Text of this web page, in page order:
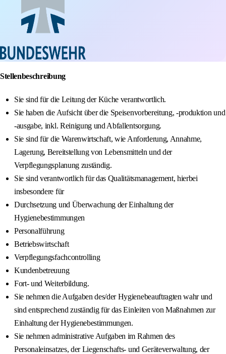
Stellenbeschreibung
Sie sind für die Leitung der Küche verantwortlich.
Sie haben die Aufsicht über die Speisenvorbereitung, -produktion und
-ausgabe, inkl. Reinigung und Abfallentsorgung.
Sie sind für die Warenwirtschaft, wie Anforderung, Annahme,
Lagerung, Bereitstellung von Lebensmitteln und der
Verpflegungsplanung zuständig.
Sie sind verantwortlich für das Qualitätsmanagement, hierbei
insbesondere für
Durchsetzung und Überwachung der Einhaltung der
Hygienebestimmungen
Personalführung
Betriebswirtschaft
Verpflegungsfachcontrolling
Kundenbetreuung
Fort- und Weiterbildung.
Sie nehmen die Aufgaben des/der Hygienebeauftragten wahr und
sind entsprechend zuständig für das Einleiten von Maßnahmen zur
Einhaltung der Hygienebestimmungen.
Sie nehmen administrative Aufgaben im Rahmen des
Personaleinsatzes, der Liegenschafts- und Geräteverwaltung, der